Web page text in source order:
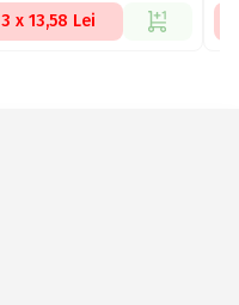
3 x 13,58 Lei